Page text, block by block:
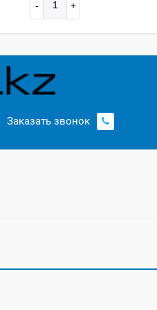
В КОРЗИНУ
0
Заказать звонок